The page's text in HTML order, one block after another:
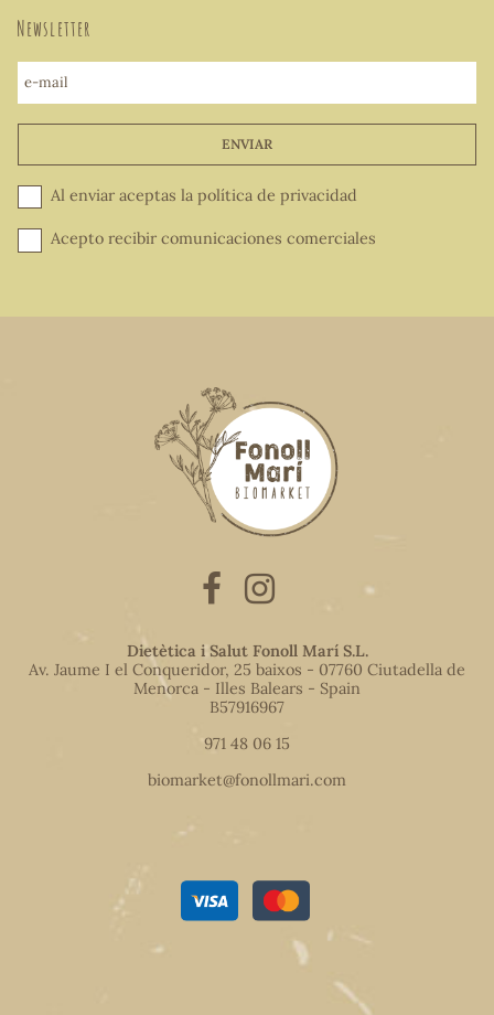
Newsletter
e-mail
ENVIAR
Al enviar aceptas la política de privacidad
Acepto recibir comunicaciones comerciales
Dietètica i Salut Fonoll Marí S.L.
Av. Jaume I el Conqueridor, 25 baixos - 07760 Ciutadella de
Menorca - Illes Balears - Spain
B57916967
971 48 06 15
biomarket@fonollmari.com